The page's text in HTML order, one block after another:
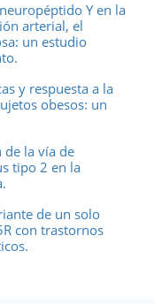
Y en la
arterial, el
un estudio
y respuesta a la
obesos: un
de la vía de
tipo 2 en la
de un solo
con trastornos